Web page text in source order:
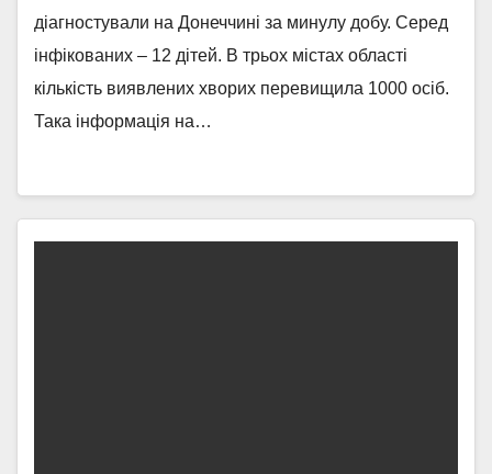
діагностували на Донеччині за минулу добу. Серед
інфікованих – 12 дітей. В трьох містах області
кількість виявлених хворих перевищила 1000 осіб.
Така інформація на…